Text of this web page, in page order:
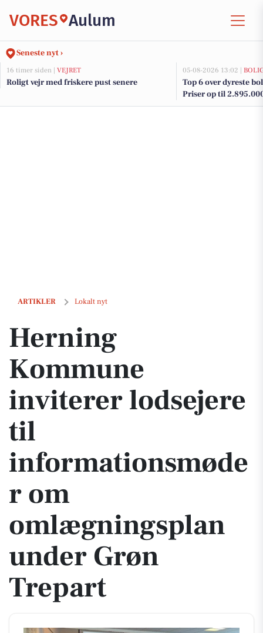
VORES Aulum
Seneste nyt ›
16 timer siden | VEJRET
Roligt vejr med friskere pust senere
05-08-2026 13:02 |
Top 6 over dyreste
Priser op til
ARTIKLER Lokalt nyt
Herning Kommune inviterer lodsejere til informationsmøder om
Herning
Kommune
inviterer lodsejere
til
informationsmøde
r om
omlægningsplan
under Grøn
Trepart